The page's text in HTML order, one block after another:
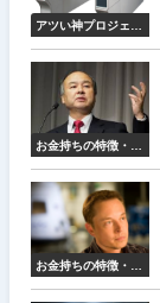
アツい神プロジェク
お金持ちの特徴・マ
お金持ちの特徴・マ